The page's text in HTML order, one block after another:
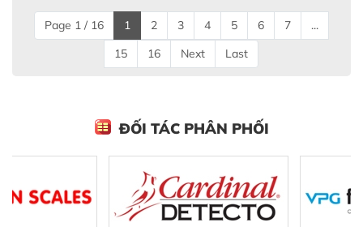
Page 1 / 16 1 2 3 4 5 6 7
...
15
16 Next Last
ĐỐI TÁC PHÂN PHỐI